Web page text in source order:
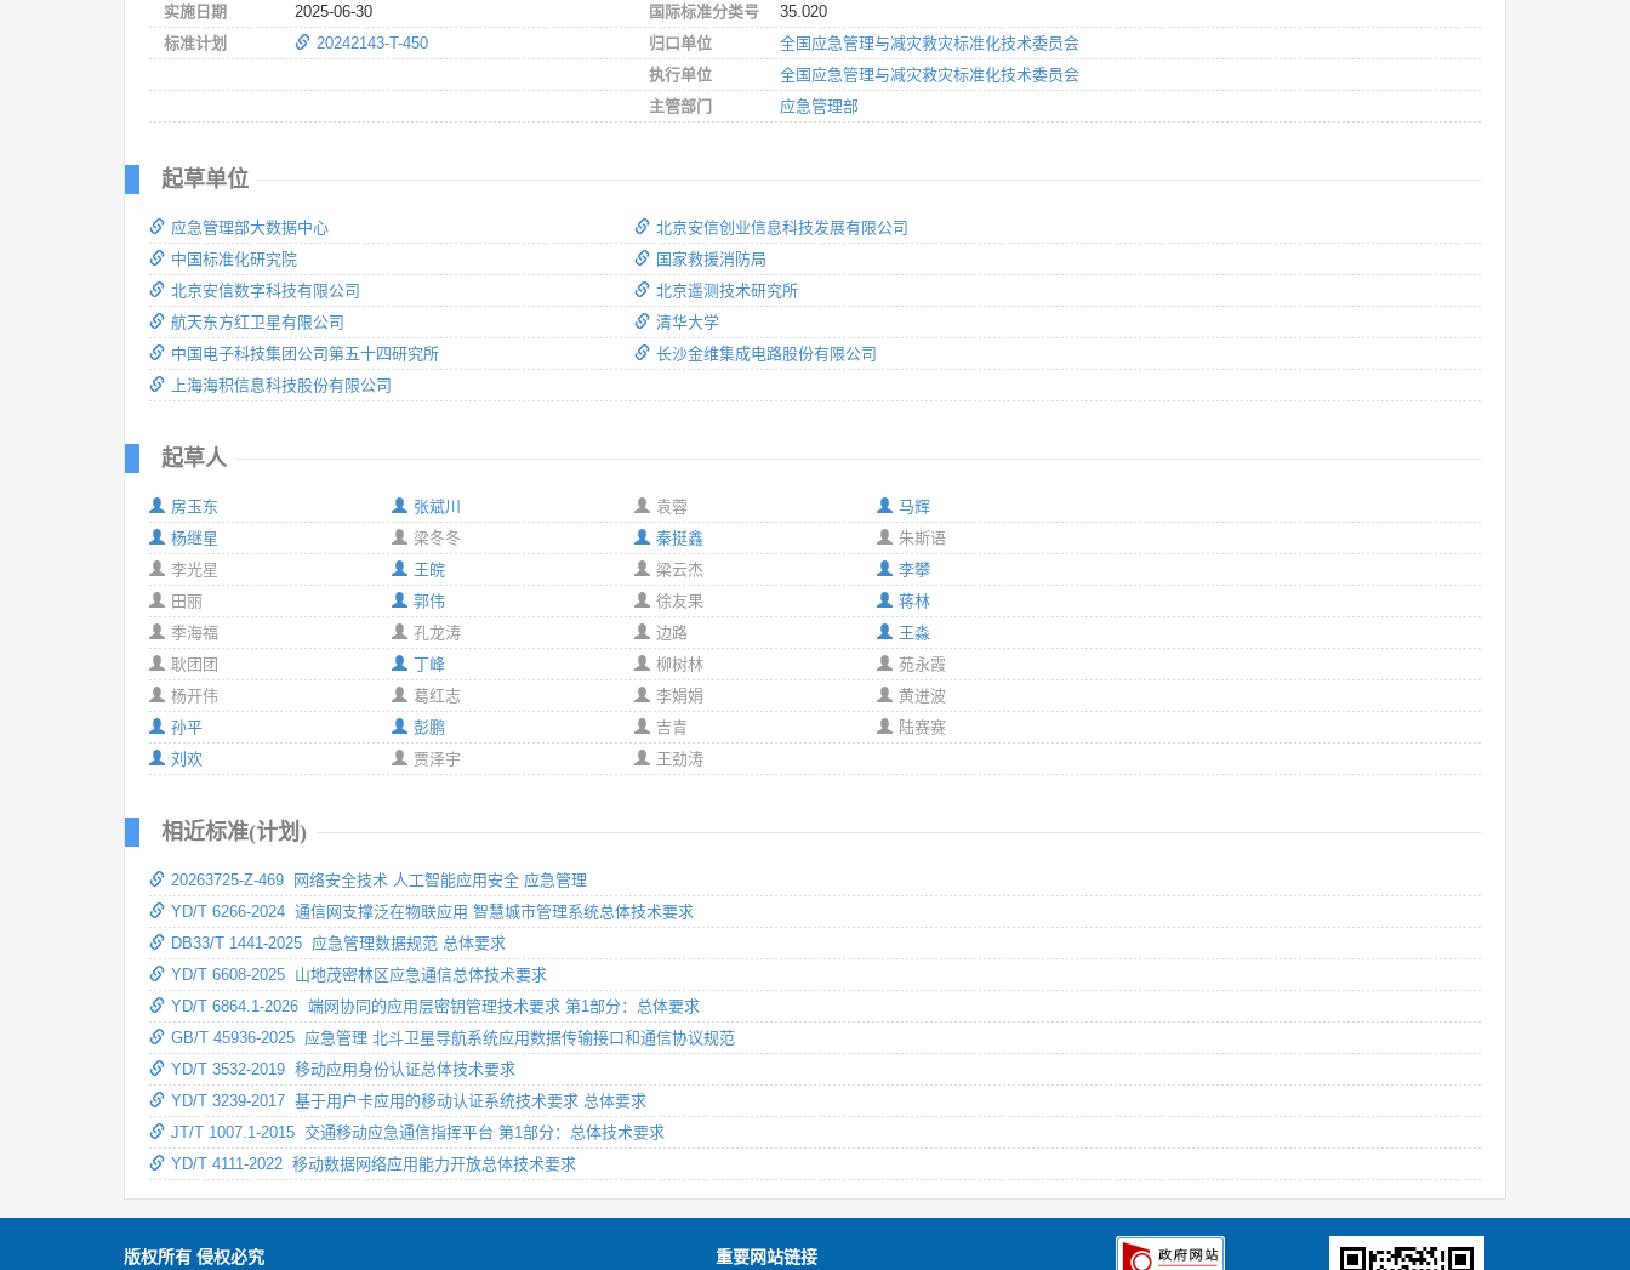
实施日期
2025-06-30
标准计划
20242143-T-450
国际标准分类号
35.020
归口单位
全国应急管理与减灾救灾标准化技术委员会
执行单位
全国应急管理与减灾救灾标准化技术委员会
主管部门
应急管理部
起草单位
应急管理部大数据中心
中国标准化研究院
北京安信数字科技有限公司
航天东方红卫星有限公司
中国电子科技集团公司第五十四研究所
上海海积信息科技股份有限公司
北京安信创业信息科技发展有限公司
国家救援消防局
北京遥测技术研究所
清华大学
长沙金维集成电路股份有限公司
起草人
房玉东
张斌川
杨继星
梁冬冬
李光星
王皖
田丽
郭伟
季海福
孔龙涛
耿团团
丁峰
杨开伟
葛红志
孙平
彭鹏
刘欢
贾泽宇
袁蓉
马辉
秦挺鑫
朱斯语
梁云杰
李攀
徐友果
蒋林
边路
王淼
柳树林
苑永霞
李娟娟
黄进波
吉青
陆赛赛
王劲涛
相近标准(计划)
20263725-Z-469 网络安全技术 人工智能应用安全 应急管理
YD/T 6266-2024 通信网支撑泛在物联应用 智慧城市管理系统总体技术要求
DB33/T 1441-2025 应急管理数据规范 总体要求
YD/T 6608-2025 山地茂密林区应急通信总体技术要求
YD/T 6864.1-2026 端网协同的应用层密钥管理技术要求 第1部分：总体要求
GB/T 45936-2025 应急管理 北斗卫星导航系统应用数据传输接口和通信协议规范
YD/T 3532-2019 移动应用身份认证总体技术要求
YD/T 3239-2017 基于用户卡应用的移动认证系统技术要求 总体要求
JT/T 1007.1-2015 交通移动应急通信指挥平台 第1部分：总体技术要求
YD/T 4111-2022 移动数据网络应用能力开放总体技术要求
版权所有 侵权必究 重要网站链接